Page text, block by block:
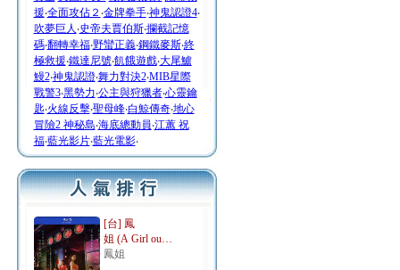
援‧全面攻佔２ ‧金牌拳手‧神鬼認證4‧
吹夢巨人 ‧史帝夫賈伯斯‧攔截記憶
碼‧翻轉幸福‧野蠻正義‧鋼鐵麥斯‧終
極救援‧鐵達尼號‧飢餓遊戲‧大尾鱸
鰻2‧神鬼認證‧舞力對決2‧MIB星際
戰警3‧黑勢力‧公主與狩獵者‧心靈鑰
匙‧火線反擊‧聖母峰‧白鯨傳奇‧地心
冒險2 神秘島‧海底總動員‧江蕙 祝
福‧藍光影片‧藍光電影‧
[台] 鳳
姐 (A Girl ou…
鳳姐